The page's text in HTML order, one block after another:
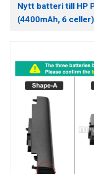
Nytt batteri till HP
(4400mAh, 6 celler)